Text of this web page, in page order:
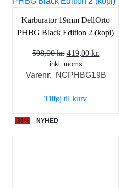
Karburator 19mm DellOrto
PHBG Black Edition 2 (kopi)
598,00kr. Den
oprindelige
pris
598,00 kr..
419,00 kr.
pris
inkl. moms
Varenr: NCPHBG19B
Tilføj til kurv
-30% NYHED